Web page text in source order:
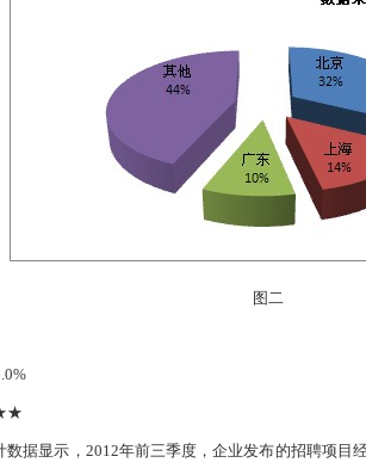
图二
据显示， 2012年前三季度，企业发布的招聘项目